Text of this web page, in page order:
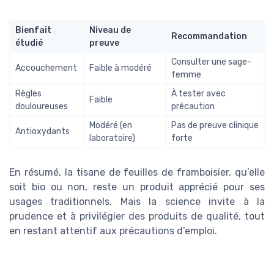
Bienfait
étudié
Niveau de
preuve
Recommandation
Accouchement Faible à modéré
Consulter une sage-
femme
Règles
douloureuses
Faible
À tester avec
précaution
Antioxydants
Modéré (en
laboratoire)
Pas de preuve clinique
forte
En résumé, la tisane de feuilles de framboisier, qu’elle
soit bio ou non, reste un produit apprécié pour ses
usages traditionnels. Mais la science invite à la
prudence et à privilégier des produits de qualité, tout
en restant attentif aux précautions d’emploi.